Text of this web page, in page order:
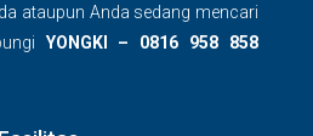
ataupun Anda sedang mencari
YONGKI – 0816 958 858